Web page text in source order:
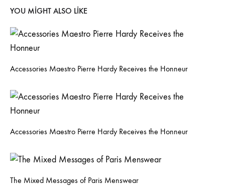
YOU MIGHT ALSO LIKE
Accessories Maestro Pierre Hardy Receives the Honneur
Accessories Maestro Pierre Hardy Receives the Honneur
The Mixed Messages of Paris Menswear